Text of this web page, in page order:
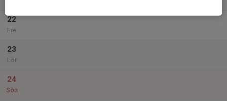
22
Fre
23
Lör
24
Sön